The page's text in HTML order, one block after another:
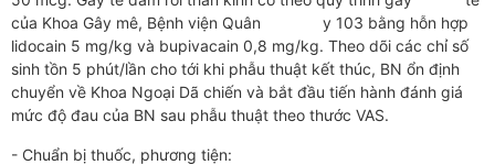
của Khoa Gây mê, Bệnh viện Quân y 103 bằng hỗn hợp
lidocain 5 mg/kg và bupivacain 0,8 mg/kg. Theo dõi các chỉ số
sinh tồn 5 phút/lần cho tới khi phẫu thuật kết thúc, BN ổn định
chuyển về Khoa Ngoại Dã chiến và bắt đầu tiến hành đánh giá
mức độ đau của BN sau phẫu thuật theo thước VAS.
- Chuẩn bị thuốc, phương tiện: